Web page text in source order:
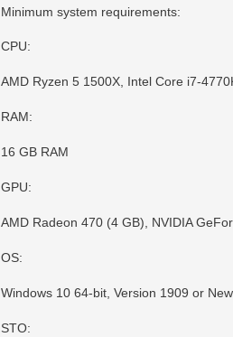
Minimum system requirements:
CPU:
AMD Ryzen 5 1500X, Intel Core i7-
RAM:
16 GB RAM
GPU:
AMD Radeon 470 (4 GB), NVIDIA
OS:
Windows 10 64-bit, Version 1909 or
STO: